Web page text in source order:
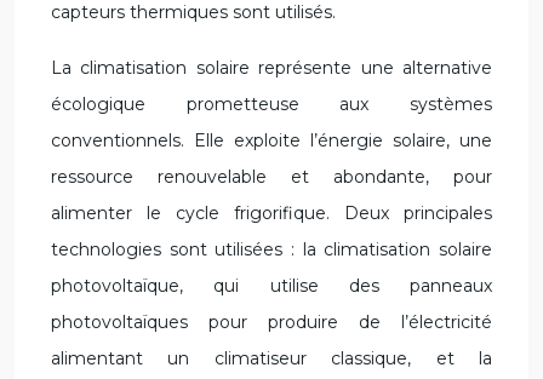
capteurs thermiques sont utilisés.
La climatisation solaire représente une alternative
écologique prometteuse aux systèmes
conventionnels. Elle exploite l’énergie solaire, une
ressource renouvelable et abondante, pour
alimenter le cycle frigorifique. Deux principales
technologies sont utilisées : la climatisation solaire
photovoltaïque, qui utilise des panneaux
photovoltaïques pour produire de l’électricité
alimentant un climatiseur classique, et la